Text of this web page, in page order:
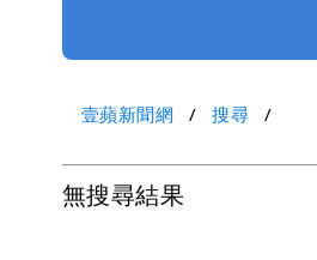
壹蘋新聞網 搜尋
無搜尋結果